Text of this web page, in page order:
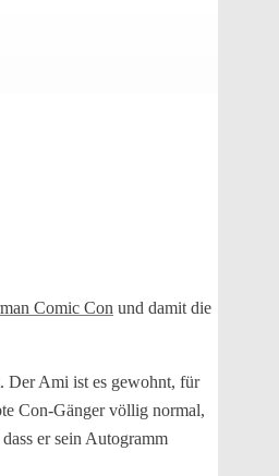
Comic Con und damit die
Der Ami ist es gewohnt, für
Con-Gänger völlig normal,
er sein Autogramm